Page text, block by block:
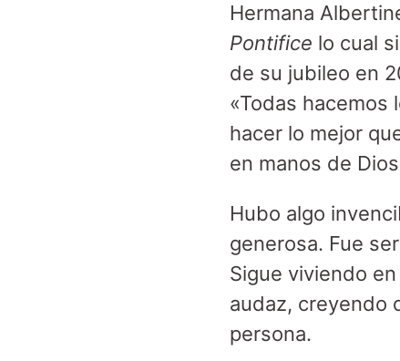
Hermana
Pontifice lo cual
de su jubileo en
«Todas hacemos
hacer lo mejor
en manos de
Hubo algo
generosa. Fue
Sigue viviendo
audaz, creyendo
persona.